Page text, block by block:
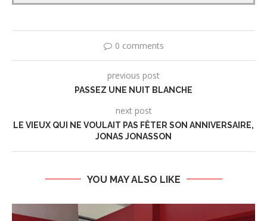
0 comments
previous post
PASSEZ UNE NUIT BLANCHE
next post
LE VIEUX QUI NE VOULAIT PAS FÊTER SON ANNIVERSAIRE,
JONAS JONASSON
YOU MAY ALSO LIKE